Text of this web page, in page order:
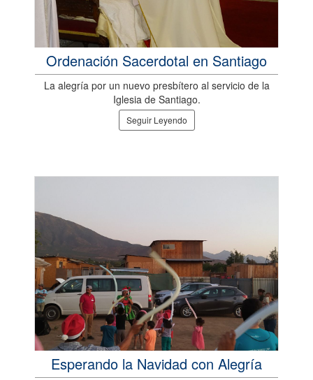
Ordenación Sacerdotal en Santiago
La alegría por un nuevo presbítero al servicio de la
Iglesia de Santiago.
Seguir Leyendo
Esperando la Navidad con Alegría